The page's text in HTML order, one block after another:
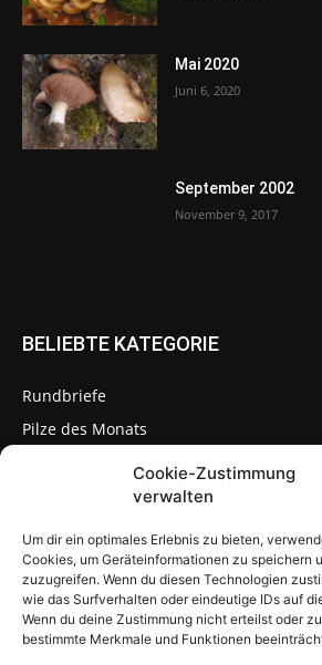
Cookie-Zustimmung
verwalten
Um dir ein optimales Erlebnis zu bieten,
Cookies, um Geräteinformationen zu speichern
zuzugreifen. Wenn du diesen Technologien
wie das Surfverhalten oder eindeutige IDs auf
Wenn du deine Zustimmung nicht erteilst oder
bestimmte Merkmale und Funktionen
Mai 2020
Juni 6, 2020
September 2002
November 9, 2017
BELIEBTE KATEGORIE
Rundbriefe
Pilze des Monats